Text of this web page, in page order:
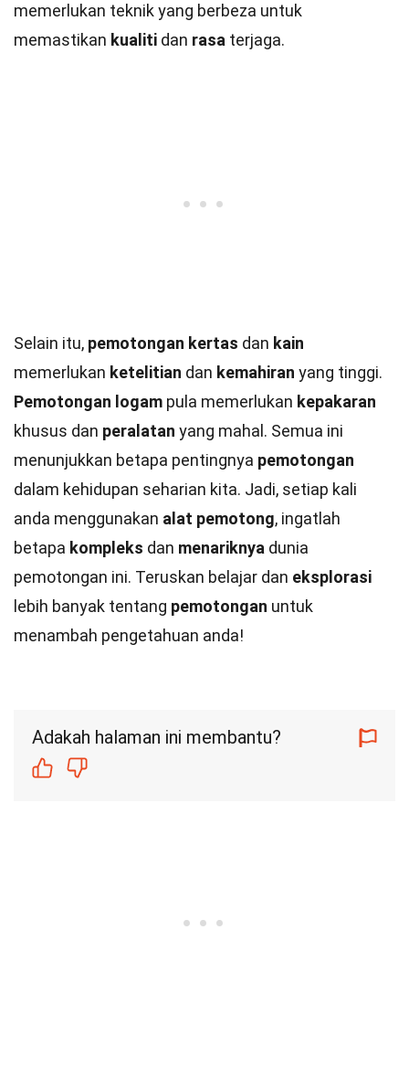
memerlukan teknik yang berbeza untuk
memastikan kualiti dan rasa terjaga.
Selain itu, pemotongan kertas dan kain
memerlukan ketelitian dan kemahiran yang tinggi.
Pemotongan logam pula memerlukan kepakaran
khusus dan peralatan yang mahal. Semua ini
menunjukkan betapa pentingnya pemotongan
dalam kehidupan seharian kita. Jadi, setiap kali
anda menggunakan alat pemotong, ingatlah
betapa kompleks dan menariknya dunia
pemotongan ini. Teruskan belajar dan eksplorasi
lebih banyak tentang pemotongan untuk
menambah pengetahuan anda!
Adakah halaman ini membantu?